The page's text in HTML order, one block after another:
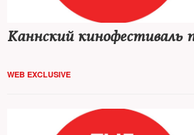
Каннский кинофестиваль
WEB EXCLUSIVE